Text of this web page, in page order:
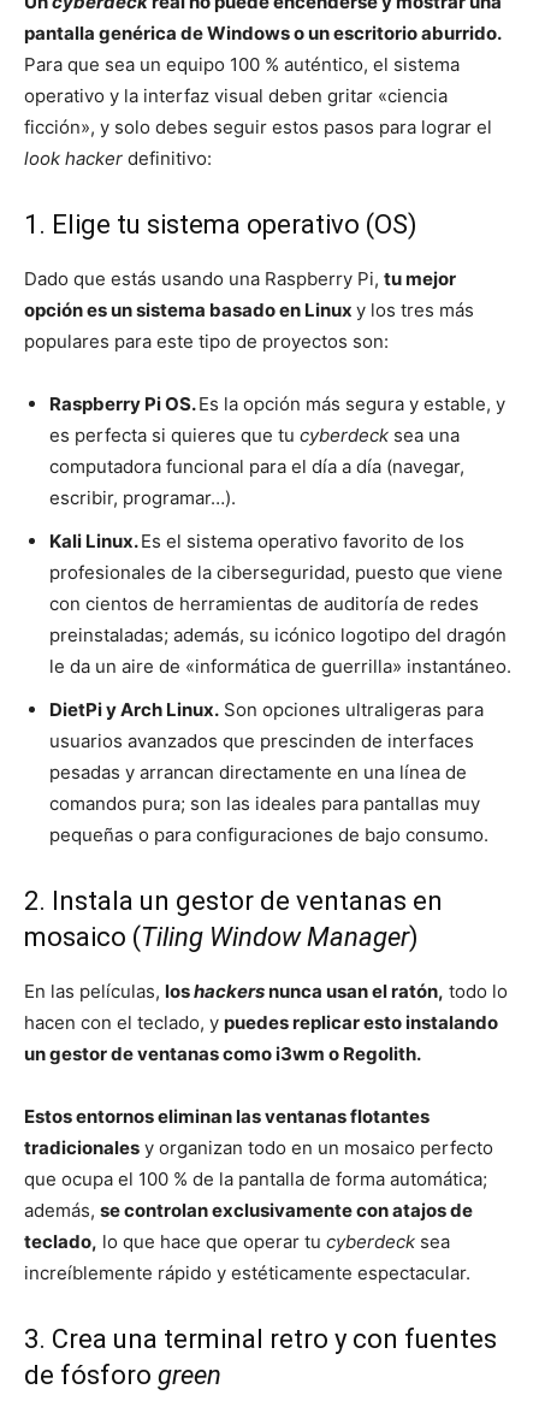
pantalla genérica de Windows o un escritorio aburrido.
Para que sea un equipo 100 % auténtico, el sistema
operativo y la interfaz visual deben gritar «ciencia
ficción», y solo debes seguir estos pasos para lograr el
look hacker definitivo:
1. Elige tu sistema operativo (OS)
Dado que estás usando una Raspberry Pi, tu mejor
opción es un sistema basado en Linux y los tres más
populares para este tipo de proyectos son:
Raspberry Pi OS.Es la opción más segura y estable, y
es perfecta si quieres que tu cyberdeck sea una
computadora funcional para el día a día (navegar,
escribir, programar…).
Kali Linux.Es el sistema operativo favorito de los
profesionales de la ciberseguridad, puesto que viene
con cientos de herramientas de auditoría de redes
preinstaladas; además, su icónico logotipo del dragón
le da un aire de «informática de guerrilla» instantáneo.
DietPi y Arch Linux. Son opciones ultraligeras para
usuarios avanzados que prescinden de interfaces
pesadas y arrancan directamente en una línea de
comandos pura; son las ideales para pantallas muy
pequeñas o para configuraciones de bajo consumo.
2. Instala un gestor de ventanas en
mosaico (Tiling Window Manager)
En las películas, loshackersnunca usan el ratón, todo lo
hacen con el teclado, y puedes replicar esto instalando
un gestor de ventanas como i3wm o Regolith.
Estos entornos eliminan las ventanas flotantes
tradicionales y organizan todo en un mosaico perfecto
que ocupa el 100 % de la pantalla de forma automática;
además, se controlan exclusivamente con atajos de
teclado, lo que hace que operar tu cyberdeck sea
increíblemente rápido y estéticamente espectacular.
3. Crea una terminal retro y con fuentes
de fósforo green